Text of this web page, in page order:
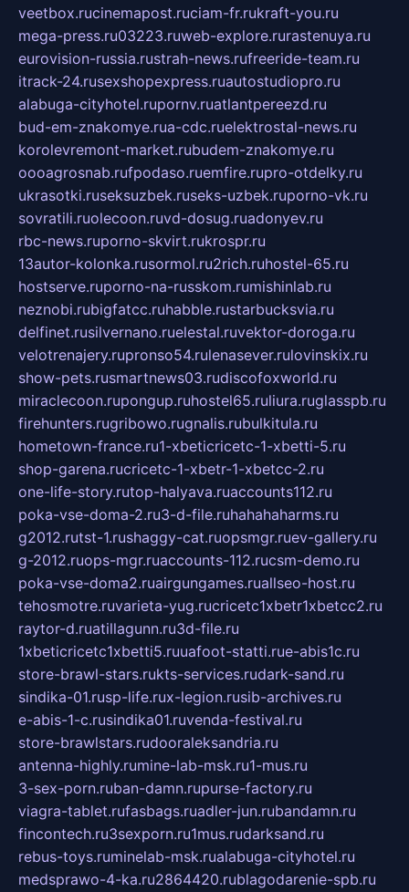
veetbox.rucinemapost.ruciam-fr.rukraft-you.ru
mega-press.ru03223.ruweb-explore.rurastenuya.ru
eurovision-russia.rustrah-news.rufreeride-team.ru
itrack-24.rusexshopexpress.ruautostudiopro.ru
alabuga-cityhotel.rupornv.ruatlantpereezd.ru
bud-em-znakomye.rua-cdc.ruelektrostal-news.ru
korolevremont-market.rubudem-znakomye.ru
oooagrosnab.rufpodaso.ruemfire.rupro-otdelky.ru
ukrasotki.ruseksuzbek.ruseks-uzbek.ruporno-vk.ru
sovratili.ruolecoon.ruvd-dosug.ruadonyev.ru
rbc-news.ruporno-skvirt.rukrospr.ru
13autor-kolonka.rusormol.ru2rich.ruhostel-65.ru
hostserve.ruporno-na-russkom.rumishinlab.ru
neznobi.rubigfatcc.ruhabble.rustarbucksvia.ru
delfinet.rusilvernano.ruelestal.ruvektor-doroga.ru
velotrenajery.rupronso54.rulenasever.rulovinskix.ru
show-pets.rusmartnews03.rudiscofoxworld.ru
miraclecoon.rupongup.ruhostel65.ruliura.ruglasspb.ru
firehunters.rugribowo.rugnalis.rubulkitula.ru
hometown-france.ru1-xbeticricetc-1-xbetti-5.ru
shop-garena.rucricetc-1-xbetr-1-xbetcc-2.ru
one-life-story.rutop-halyava.ruaccounts112.ru
poka-vse-doma-2.ru3-d-file.ruhahahaharms.ru
g2012.rutst-1.rushaggy-cat.ruopsmgr.ruev-gallery.ru
g-2012.ruops-mgr.ruaccounts-112.rucsm-demo.ru
poka-vse-doma2.ruairgungames.ruallseo-host.ru
tehosmotre.ruvarieta-yug.rucricetc1xbetr1xbetcc2.ru
raytor-d.ruatillagunn.ru3d-file.ru
1xbeticricetc1xbetti5.ruuafoot-statti.rue-abis1c.ru
store-brawl-stars.rukts-services.rudark-sand.ru
sindika-01.rusp-life.rux-legion.rusib-archives.ru
e-abis-1-c.rusindika01.ruvenda-festival.ru
store-brawlstars.rudooraleksandria.ru
antenna-highly.rumine-lab-msk.ru1-mus.ru
3-sex-porn.ruban-damn.rupurse-factory.ru
viagra-tablet.rufasbags.ruadler-jun.rubandamn.ru
fincontech.ru3sexporn.ru1mus.rudarksand.ru
rebus-toys.ruminelab-msk.rualabuga-cityhotel.ru
medsprawo-4-ka.ru2864420.rublagodarenie-spb.ru